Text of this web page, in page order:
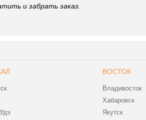
и забрать заказ.
ВОСТОК
Владивосток
Хабаровск
Якутск